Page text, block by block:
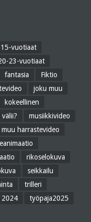
vuotiaat
23-vuotiaat
fantasia
Fiktio
joku muu
kokeellinen
musiikkivideo
muu harrastevideo
rikoselokuva
seikkailu
trilleri
2024
työpaja2025